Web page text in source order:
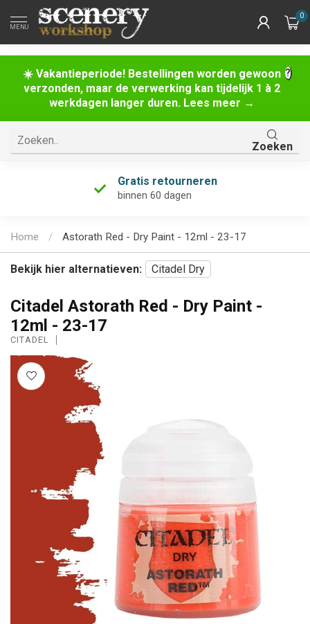
☀️ Vakantieperiode! Bestellingen worden gewoon
verzonden, maar de verwerking kan tijdelijk 1 à 2
werkdagen langer duren. Lees meer →
MENU
0
Zoeken
Gratis retourneren
binnen 60 dagen
Home / Astorath Red - Dry Paint - 12ml - 23-17
Bekijk hier alternatieven: Citadel Dry
Citadel Astorath Red - Dry Paint -
12ml - 23-17
CITADEL